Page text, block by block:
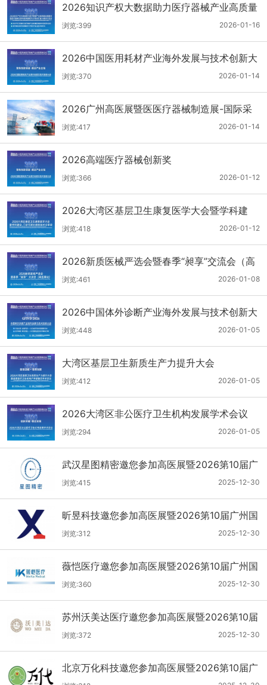
2026知识产权大数据助力医疗器械产业高质量
发展服务暨医疗器械注册申报质量提升与'零发
补'能力建设交流会
2026-01-16
浏览:399
2026中国医用耗材产业海外发展与技术创新大
会
2026-01-14
浏览:370
2026广州高医展暨医医疗器械制造展-国际采
购商名单第二批公布
2026-01-14
浏览:417
2026高端医疗器械创新奖
2026-01-12
浏览:366
2026大湾区基层卫生康复医学大会暨学科建
设、门诊可视化微创技术分享会
2026-01-12
浏览:418
2026新质医械严选会暨春季“昶享”交流会（高
医展站）
2026-01-08
浏览:461
2026中国体外诊断产业海外发展与技术创新大
会
2026-01-05
浏览:448
大湾区基层卫生新质生产力提升大会
2026-01-05
浏览:412
2026大湾区非公医疗卫生机构发展学术会议
2026-01-05
浏览:294
武汉星图精密邀您参加高医展暨2026第10届广
州国际医疗器械设计与制造技术展
2025-12-30
浏览:415
昕昱科技邀您参加高医展暨2026第10届广州国
际医疗器械设计与制造技术展
2025-12-30
浏览:312
薇恺医疗邀您参加高医展暨2026第10届广州国
际医疗器械设计与制造技术展
2025-12-30
浏览:360
苏州沃美达医疗邀您参加高医展暨2026第10届
广州国际医疗器械设计与制造技术展
2025-12-30
浏览:372
北京万化科技邀您参加高医展暨2026第10届广